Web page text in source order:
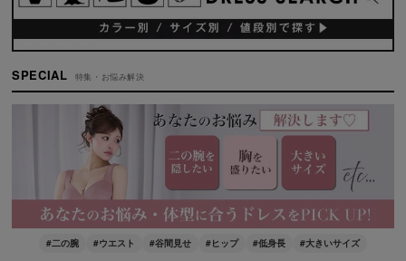
SPECIAL 特集・お悩み解決
#二の腕 #ウエスト #谷間見せ #ヒップ #低身長 #大きいサイズ